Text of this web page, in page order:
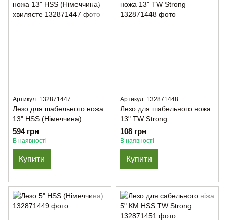
Артикул: 132871447
Лезо для шабельного ножа
13" HSS (Німеччина)
хвилясте
594 грн
В наявності
Купити
Артикул: 132871448
Лезо для шабельного ножа
13" TW Strong
108 грн
В наявності
Купити